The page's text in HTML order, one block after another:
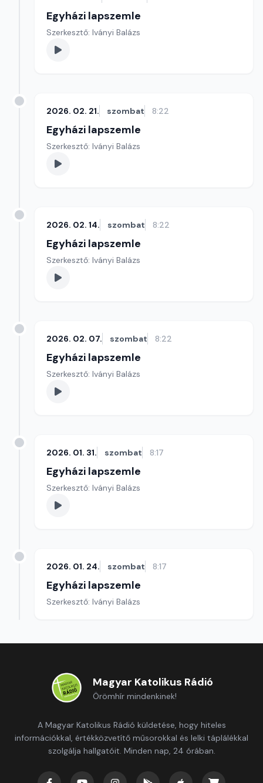
Egyházi lapszemle
Szerkesztő: Iványi Balázs
2026. 02. 21. szombat 8:22
Egyházi lapszemle
Szerkesztő: Iványi Balázs
2026. 02. 14. szombat 8:22
Egyházi lapszemle
Szerkesztő: Iványi Balázs
2026. 02. 07. szombat 8:22
Egyházi lapszemle
Szerkesztő: Iványi Balázs
2026. 01. 31. szombat 8:17
Egyházi lapszemle
Szerkesztő: Iványi Balázs
2026. 01. 24. szombat 8:17
Egyházi lapszemle
Szerkesztő: Iványi Balázs
Magyar Katolikus Rádió
Örömhír mindenkinek!
A Magyar Katolikus Rádió küldetése, hogy hiteles
információkkal, értékközvetítő műsorokkal és lelki táplálékkal
szolgálja hallgatóit. Minden nap, 24 órában.